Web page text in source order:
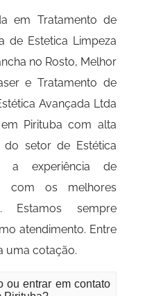
em Tratamento de
de Estetica Limpeza
no Rosto, Melhor
e Tratamento de
Avançada Ltda
Pirituba com alta
do setor de Estética
a experiência de
com os melhores
Estamos sempre
atendimento. Entre
uma cotação.
ou entrar em contato